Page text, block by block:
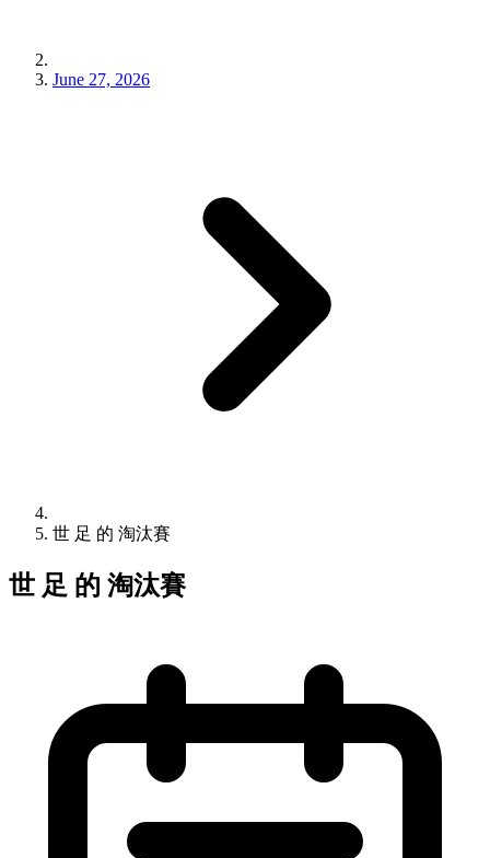
June 27, 2026
世 足 的 淘汰賽
世 足 的 淘汰賽